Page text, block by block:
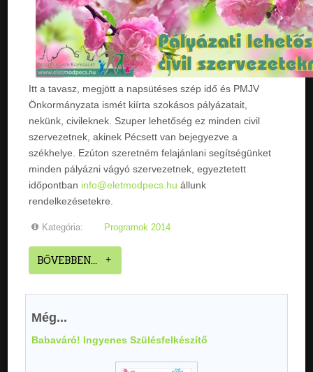
Itt a tavasz, megjött a napsütéses szép idő és PMJV
Önkormányzata ismét kiírta szokásos pályázatait,
nekünk, civileknek. Szuper lehetőség ez minden civil
szervezetnek, akinek Pécsett van bejegyezve a
székhelye. Ezúton szeretném felajánlani segítségünket
minden pályázni vágyó szervezetnek, egyeztetett
időpontban info@eletmodpecs.hu állunk
rendelkezésetekre.
Kategória: Programok 2014
BŐVEBBEN...
Még...
Babaváró! Ingyenes Szülésfelkészítő